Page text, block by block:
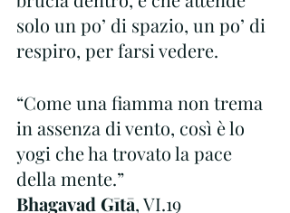
solo un po’ di spazio, un po’ di
respiro, per farsi vedere.
“Come una fiamma non trema
in assenza di vento, così è lo
yogi che ha trovato la pace
della mente.”
Bhagavad Gītā, VI.19